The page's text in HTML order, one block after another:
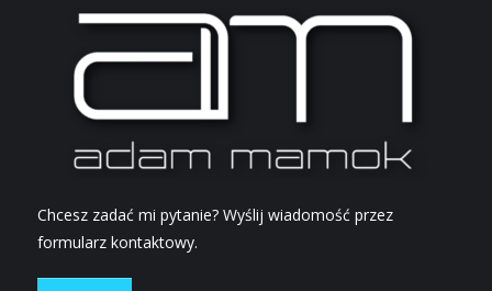
Chcesz zadać mi pytanie? Wyślij wiadomość przez
formularz kontaktowy.